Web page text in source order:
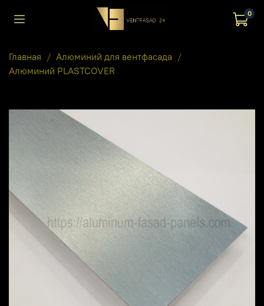
0
Главная
Алюминий для вентфасада
Алюминий PLASTCOVER